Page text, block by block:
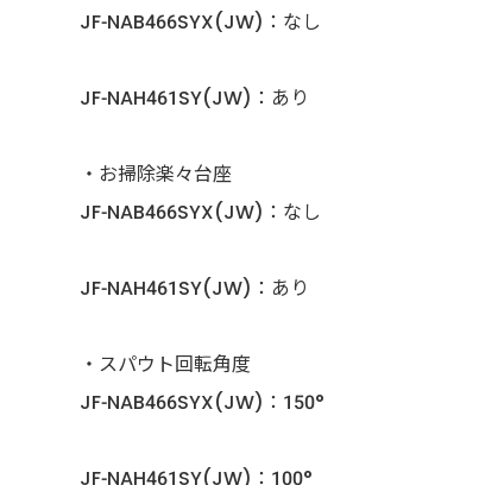
JF-NAB466SYX(JW)：なし
JF-NAH461SY(JW)：あり
・お掃除楽々台座
JF-NAB466SYX(JW)：なし
JF-NAH461SY(JW)：あり
・スパウト回転角度
JF-NAB466SYX(JW)：150°
JF-NAH461SY(JW)：100°